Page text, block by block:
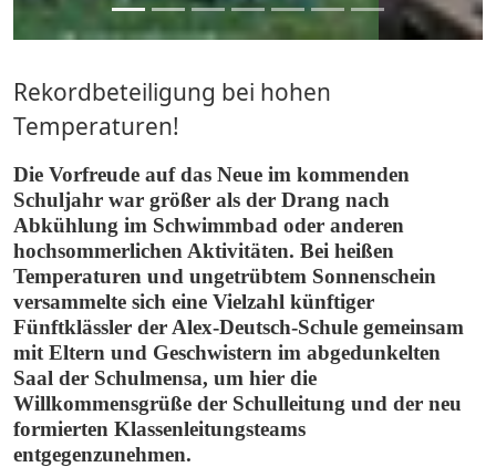
Rekordbeteiligung bei hohen
Temperaturen!
Die Vorfreude auf das Neue im kommenden
Schuljahr war größer als der Drang nach
Abkühlung im Schwimmbad oder anderen
hochsommerlichen Aktivitäten. Bei heißen
Temperaturen und ungetrübtem Sonnenschein
versammelte sich eine Vielzahl künftiger
Fünftklässler der Alex-Deutsch-Schule gemeinsam
mit Eltern und Geschwistern im abgedunkelten
Saal der Schulmensa, um hier die
Willkommensgrüße der Schulleitung und der neu
formierten Klassenleitungsteams
entgegenzunehmen.